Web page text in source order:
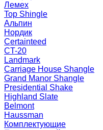
Лемех
Top Shingle
Альпин
Нордик
Certainteed
CT-20
Landmark
Carriage House Shangle
Grand Manor Shangle
Presidential Shake
Highland Slate
Belmont
Haussman
Комплектующие